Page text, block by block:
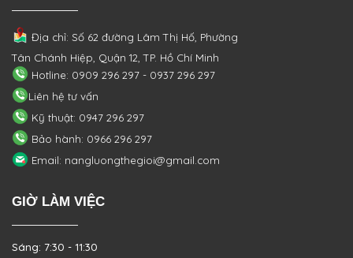
Địa chỉ: Số 62 đường Lâm Thị Hố, Phường
Tân Chánh Hiệp, Quận 12, TP. Hồ Chí Minh
Hotline: 0909 296 297 - 0937 296 297
Liên hệ tư vấn
Kỹ thuật: 0947 296 297
Bảo hành: 0966 296 297
Email: nangluongthegioi@gmail.com
GIỜ LÀM VIỆC
Sáng: 7:30 - 11:30